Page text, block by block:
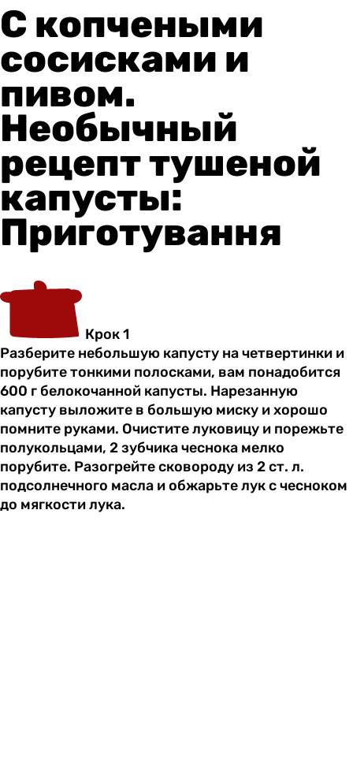
С копчеными
сосисками и
пивом.
Необычный
рецепт тушеной
капусты:
Приготування
Крок 1
Разберите небольшую капусту на четвертинки и
порубите тонкими полосками, вам понадобится
600 г белокочанной капусты. Нарезанную
капусту выложите в большую миску и хорошо
помните руками. Очистите луковицу и порежьте
полукольцами, 2 зубчика чеснока мелко
порубите. Разогрейте сковороду из 2 ст. л.
подсолнечного масла и обжарьте лук с чесноком
до мягкости лука.